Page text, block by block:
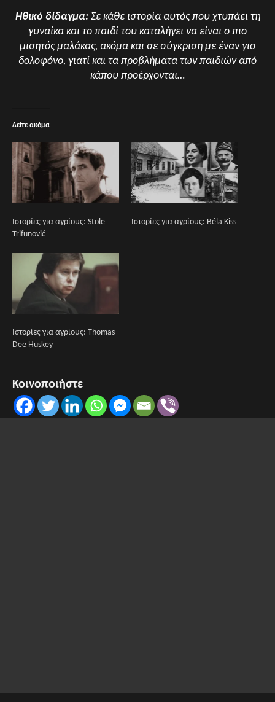
Ηθικό δίδαγμα:Σε κάθε ιστορία αυτός που χτυπάει τη
γυναίκα και το παιδί του καταλήγει να είναι ο πιο
μισητός μαλάκας, ακόμα και σε σύγκριση με έναν γιο
δολοφόνο, γιατί και τα προβλήματα των παιδιών από
κάπου προέρχονται…
Δείτε ακόμα
Ιστορίες για αγρίους: Stole
Trifunović
Ιστορίες για αγρίους: Béla Kiss
Ιστορίες για αγρίους: Thomas
Dee Huskey
Κοινοποιήστε